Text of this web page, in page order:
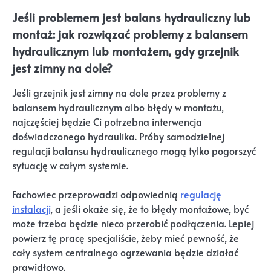
Jeśli problemem jest balans hydrauliczny lub
montaż: jak rozwiązać problemy z balansem
hydraulicznym lub montażem, gdy grzejnik
jest zimny na dole?
Jeśli grzejnik jest zimny na dole przez problemy z
balansem hydraulicznym albo błędy w montażu,
najczęściej będzie Ci potrzebna interwencja
doświadczonego hydraulika. Próby samodzielnej
regulacji balansu hydraulicznego mogą tylko pogorszyć
sytuację w całym systemie.
Fachowiec przeprowadzi odpowiednią regulację
instalacji, a jeśli okaże się, że to błędy montażowe, być
może trzeba będzie nieco przerobić podłączenia. Lepiej
powierz tę pracę specjaliście, żeby mieć pewność, że
cały system centralnego ogrzewania będzie działać
prawidłowo.